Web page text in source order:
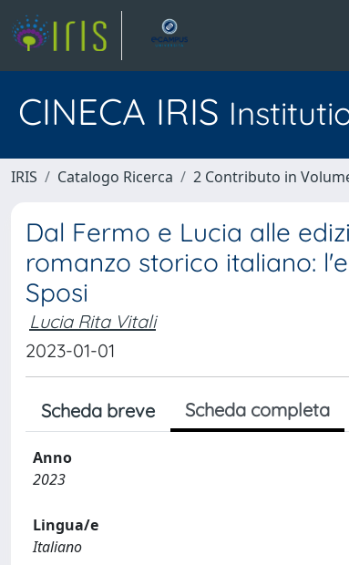
CINECA IRIS
IRIS Catalogo Ricerca 2 Contributo in
Dal Fermo e Lucia alle
romanzo storico italiano:
Sposi
Lucia Rita Vitali
2023-01-01
Scheda breve Scheda completa
Anno
2023
Lingua/e
Italiano